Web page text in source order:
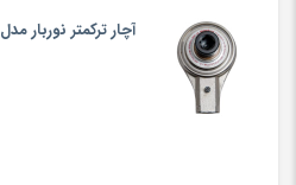
آچار ترکمتر نوربار مدل 17221 سایز 3.4 اینچ